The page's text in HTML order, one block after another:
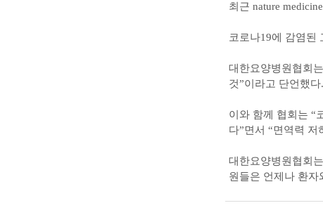
최근 nature
코로나19에 감염된
대한요양병원협회
것”이라고 단언했다.
이와 함께 협회는 “
다”면서 “면역력
대한요양병원협회
원들은 언제나 환자